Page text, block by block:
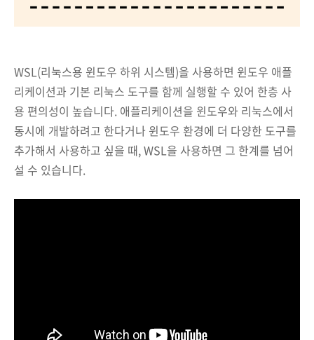
WSL(리눅스용 윈도우 하위 시스템)을 사용하면 윈도우 애플
리케이션과 기본 리눅스 도구를 함께 실행할 수 있어 한층 사
용 편의성이 높습니다. 애플리케이션을 윈도우와 리눅스에서
동시에 개발하려고 한다거나 윈도우 환경에 더 다양한 도구를
추가해서 사용하고 싶을 때, WSL을 사용하면 그 한계를 넘어
설 수 있습니다.